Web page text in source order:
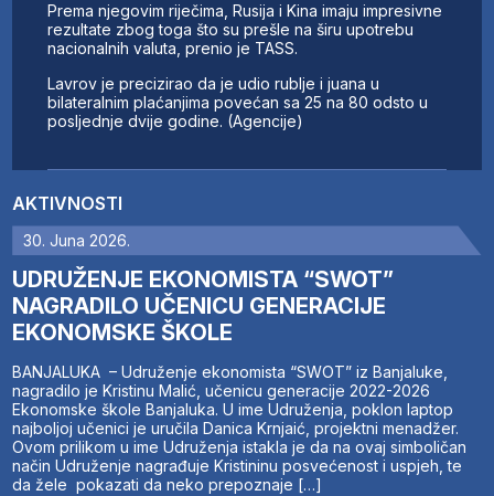
AKTIVNOSTI
30. Juna 2026.
UDRUŽENJE EKONOMISTA “SWOT”
NAGRADILO UČENICU GENERACIJE
EKONOMSKE ŠKOLE
BANJALUKA – Udruženje ekonomista “SWOT” iz Banjaluke,
nagradilo je Kristinu Malić, učenicu generacije 2022-2026
Ekonomske škole Banjaluka. U ime Udruženja, poklon laptop
najboljoj učenici je uručila Danica Krnjaić, projektni menadžer.
Ovom prilikom u ime Udruženja istakla je da na ovaj simboličan
način Udruženje nagrađuje Kristininu posvećenost i uspjeh, te
da žele pokazati da neko prepoznaje […]
Prema njegovim riječima, Rusija i Kina imaju impresivne
rezultate zbog toga što su prešle na širu upotrebu
nacionalnih valuta, prenio je TASS.
Lavrov je precizirao da je udio rublje i juana u
bilateralnim plaćanjima povećan sa 25 na 80 odsto u
posljednje dvije godine. (Agencije)